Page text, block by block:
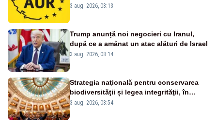
de avere și interese, așa cum a anunțat
trebuie să plece din funcție: fără excepții!
3 aug. 2026, 08:13
Trump anunță noi negocieri cu Iranul,
după ce a amânat un atac alături de Israel
3 aug. 2026, 08:14
Strategia naţională pentru conservarea
biodiversităţii și legea integrităţii, în
dezbatere
3 aug. 2026, 08:54